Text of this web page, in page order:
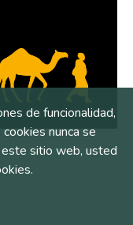
de funcionalidad,
nunca se
sitio web, usted